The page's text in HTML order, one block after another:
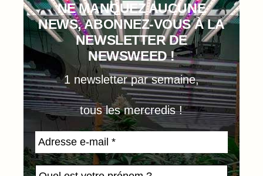
NE MANQUEZ AUCUNE
NEWS, ABONNEZ-VOUS À LA
NEWSLETTER DE
NEWSWEED !
1 newsletter par semaine,
tous les mercredis !